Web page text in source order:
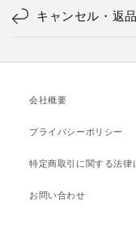
キャンセル・返
会社概要
プライバシーポリシー
特定商取引に関する法律
お問い合わせ